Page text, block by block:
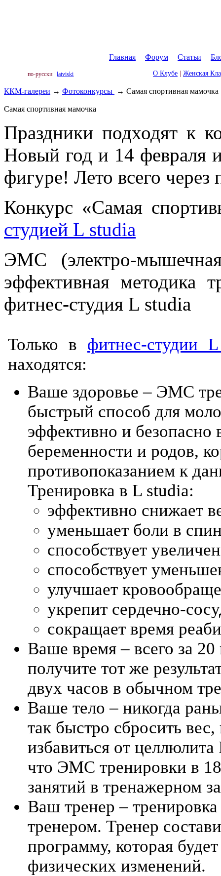
Главная Форум Статьи
по-русски latviski О Клубе Женская
ККМ-галереи → Фотоконкурсы → Cамая спортивная мамочка
Cамая спортивная мамочка
Праздники подходят к
Новый год и 14 февраля
фигуре! Лето всего через
Конкурс «Cамая
студией L studia
ЭМС (электро-
эффективная методика
фитнес-студия L studia
Только в фитнес-студии
находятся:
Ваше здоровье – ЭМС
быстрый способ для
эффективно и безопасно
беременности и родов,
противопоказанием к
Тренировка в L studia:
эффективно снижает
уменьшает боли в
способствует
способствует
улучшает
укрепит сердечно-
сокращает время
Ваше время – всего за
получите тот же
двух часов в обычном
Ваше тело – никогда
так быстро сбросить
избавиться от
что ЭМС тренировки в
занятий в тренажерном
Ваш тренер –
тренером. Тренер
программу, которая
физических изменений.